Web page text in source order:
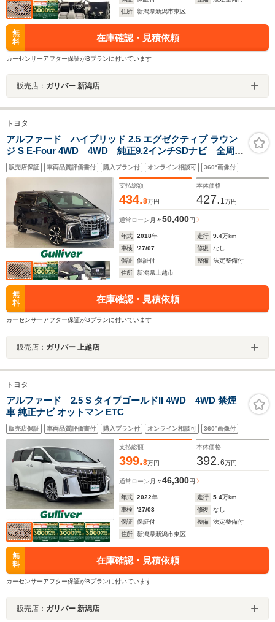
住所
新潟県新潟市東区
無
料
在庫確認・見積依頼
カーセンサーアフター保証がBプランに付いています
販売店： ガリバー 新潟店
トヨタ
アルファード ハイブリッド 2.5 エグゼクティブ ラウン
ジ S E-Four 4WD 4WD 純正9.2インチSDナビ 全周囲
カメラ ETC2.0 ドライブレコーダー フリップダウン
モニター 衝突被害軽減ブレーキ レーンアシスト ア
ダプティブクルーズコントロール 革シート
販売店保証 車両品質評価書付 購入プラン付 オンライン相談可 360°画像付
支払総額
434.8万円
本体価格
427. 1万円
通常ローン 月々50,400円
年式 2018年 走行 9.4万km
車検
'27/07 修復
なし
保証
保証付 整備
法定整備付
住所
新潟県上越市
無
料
在庫確認・見積依頼
カーセンサーアフター保証がBプランに付いています
販売店： ガリバー 上越店
トヨタ
アルファード 2.5 S タイプゴールドII 4WD 4WD 禁煙
車 純正ナビ オットマン ETC
販売店保証 車両品質評価書付 購入プラン付 オンライン相談可 360°画像付
支払総額
399.8万円
本体価格
392.6万円
通常ローン 月々46,300円
年式 2022年 走行 5.4万km
車検
'27/03 修復
なし
保証
保証付 整備
法定整備付
住所
新潟県新潟市東区
無
料
在庫確認・見積依頼
カーセンサーアフター保証がBプランに付いています
販売店： ガリバー 新潟店